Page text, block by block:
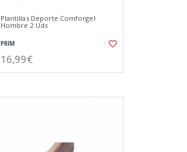
Plantillas Deporte Comforgel
Hombre 2 Uds
PRIM
16,99€